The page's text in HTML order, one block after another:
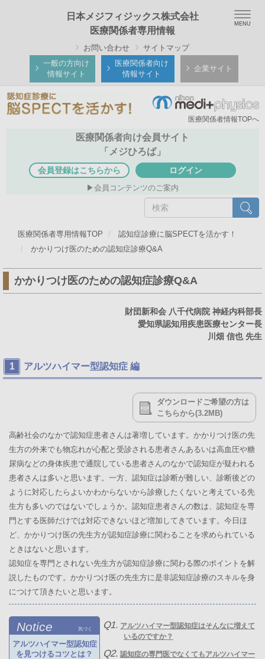
ン
ツ
日本メジフィジックス株式会社
医療関係者専用情報
お問い合わせ
サイトマップ
一般の方向け
情報サイト
医療関係者向け
情報サイト
企業サイト
医療関係者情報TOPへ
医療関係者向け会員サイト
「メジひろば」
会員登録はこちらから ログイン
会員コンテンツのご案内
索
検索
医療関係者専用情報TOP
認知症診療に脳SPECTを活かす！
かかりつけ医のための認知症診療Q&A
かかりつけ医のための認知症診療Q&A
財団新和会 八千代病院 神経内科部長
愛知県認知用疾患医療センター長
川畑 信也 先生
アルツハイマー型認知症 編
ダウンロードご希望の方は
こちらから(3.2MB)
高齢社会のなかで認知症患者さんは著増しています。かかりつけ医の先
生方の外来でも物忘れが心配と受診される患者さんあるいは高血圧や糖
尿病などの身体疾患で通院している患者さんのなかで認知症が疑われる
患者さんは多いと思います。一方、認知症は診断が難しい、診断後どの
ように対応したらよいかわからないから診療したくないと考えている先
生方も多いのではないでしょうか。認知症患者さんの数は、認知症を専
門とする医師だけでは対応できないほど増加してきています。今日ほ
ど、かかりつけ医の先生方が認知症診療に関わることを求められている
ときはないと思います。
認知症を専門とされない先生方が認知症診療に関わる際のポイントを解
説したものです。かかりつけ医の先生方に是非認知症診療のスキルを身
につけて頂きたいと思います。
Notice 気づく
アルツハイマー型認知症
を見つけるコツとは？
Q1. アルツハイマー型認知症はそんなに増えて
いるのですか？
Q2. 認知症の専門医でなくてもアルツハイマー